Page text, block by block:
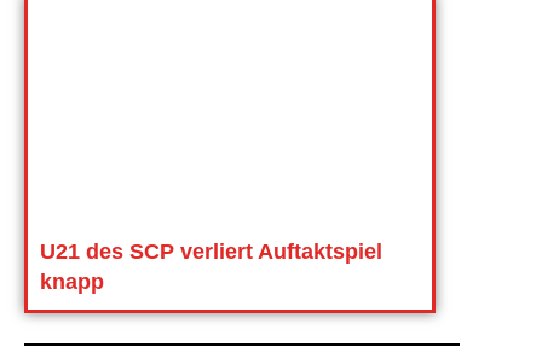
U21 des SCP verliert Auftaktspiel
knapp